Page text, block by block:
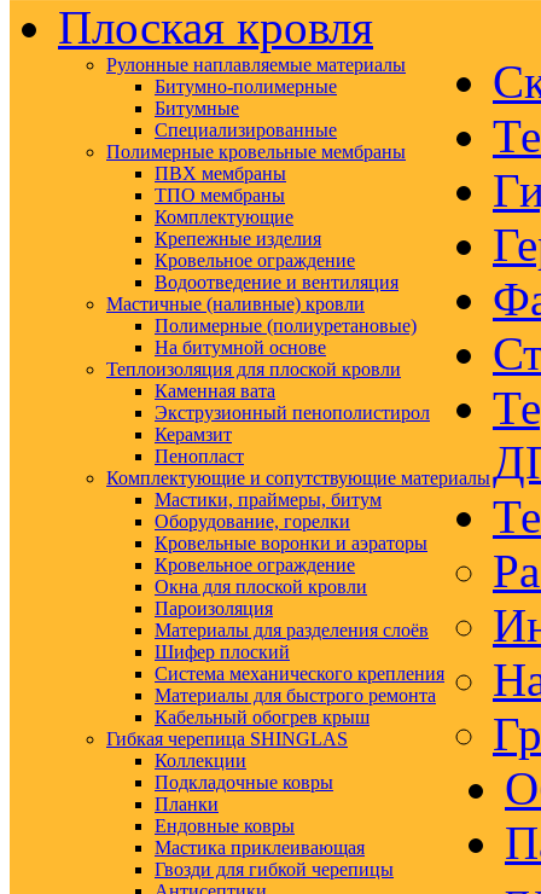
Плоская кровля
Рулонные наплавляемые материалы
Битумно-полимерные
Битумные
Специализированные
Полимерные кровельные мембраны
ПВХ мембраны
ТПО мембраны
Комплектующие
Крепежные изделия
Кровельное ограждение
Водоотведение и вентиляция
Мастичные (наливные) кровли
Полимерные (полиуретановые)
На битумной основе
Теплоизоляция для плоской кровли
Каменная вата
Экструзионный пенополистирол
Керамзит
Пенопласт
Комплектующие и сопутствующие материалы
Мастики, праймеры, битум
Оборудование, горелки
Кровельные воронки и аэраторы
Кровельное ограждение
Окна для плоской кровли
Пароизоляция
Материалы для разделения слоёв
Шифер плоский
Система механического крепления
Материалы для быстрого ремонта
Кабельный обогрев крыш
Гибкая черепица SHINGLAS
Коллекции
Подкладочные ковры
Планки
Ендовные ковры
Мастика приклеивающая
Гвозди для гибкой черепицы